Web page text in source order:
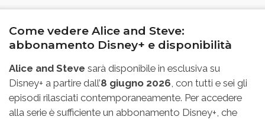
Come vedere Alice and Steve:
abbonamento Disney+ e disponibilità
Alice and Steve sarà disponibile in esclusiva su
Disney+ a partire dall’8 giugno 2026 , con tutti e sei gli
episodi rilasciati contemporaneamente. Per accedere
alla serie è sufficiente un abbonamento Disney+, che